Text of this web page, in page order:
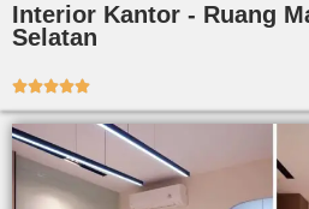
Interior Kantor - Ruang
Selatan
